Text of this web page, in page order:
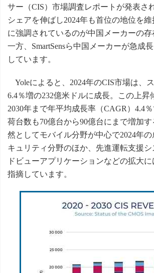
「英語に愛さ
ための新行動論
サー（CIS）市場調査レポートが発表さ
シェアを伸ばし2024年も首位の地位を
に強調されているのが中国メーカーの
一方、SmartSensら中国メーカーが急成
しています。
Yoleによると、2024年のCIS市場は、
6.4％増の232億米ドルに成長。この上
2030年まで年平均成長率（CAGR）4.4
荷台数も70億台から90億台にまで増加
然としてモバイル分野が中心で2024年
キュリティ分野のほか、先進運転支援
ドビューアプリケーションなどの拡大
指摘しています。